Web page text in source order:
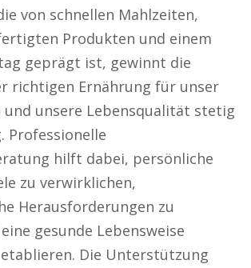
von schnellen Mahlzeiten,
Produkten und einem
geprägt ist, gewinnt die
richtigen Ernährung für unser
und unsere Lebensqualität stetig
Professionelle
hilft dabei, persönliche
zu verwirklichen,
Herausforderungen zu
gesunde Lebensweise
Die Unterstützung